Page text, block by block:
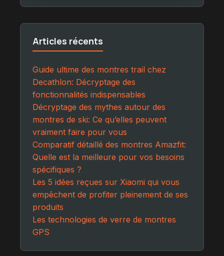
Articles récents
Guide ultime des montres trail chez
Decathlon: Décryptage des
fonctionnalités indispensables
Décryptage des mythes autour des
montres de ski: Ce qu’elles peuvent
vraiment faire pour vous
Comparatif détaillé des montres Amazfit:
Quelle est la meilleure pour vos besoins
spécifiques ?
Les 5 idées reçues sur Xiaomi qui vous
empêchent de profiter pleinement de ses
produits
Les technologies de verre de montres
GPS